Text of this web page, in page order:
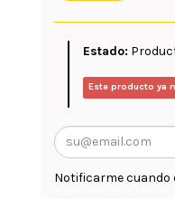
Estado:
Este producto ya
Notificarme cuando